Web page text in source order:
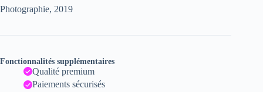
était :
est :
Photographie, 2019
Fonctionnalités supplémentaires
Qualité premium
Paiements sécurisés